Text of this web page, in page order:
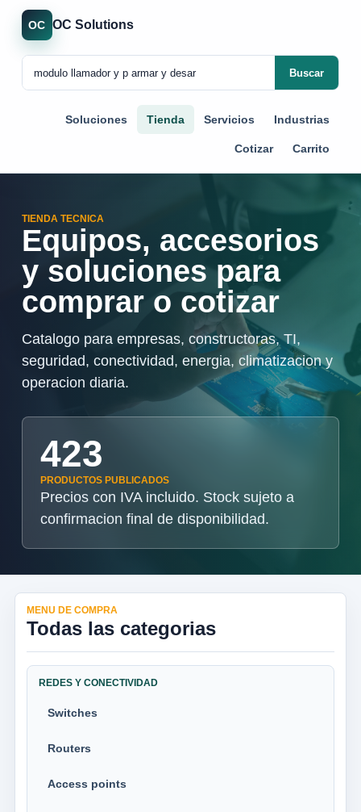
OC OC Solutions
Buscar
Soluciones Tienda Servicios Industrias
Cotizar Carrito
TIENDA TECNICA
Equipos, accesorios
y soluciones para
comprar o cotizar
Catalogo para empresas, constructoras, TI,
seguridad, conectividad, energia, climatizacion y
operacion diaria.
423
PRODUCTOS PUBLICADOS
Precios con IVA incluido. Stock sujeto a
confirmacion final de disponibilidad.
MENU DE COMPRA
Todas las categorias
REDES Y CONECTIVIDAD
Switches
Routers
Access points